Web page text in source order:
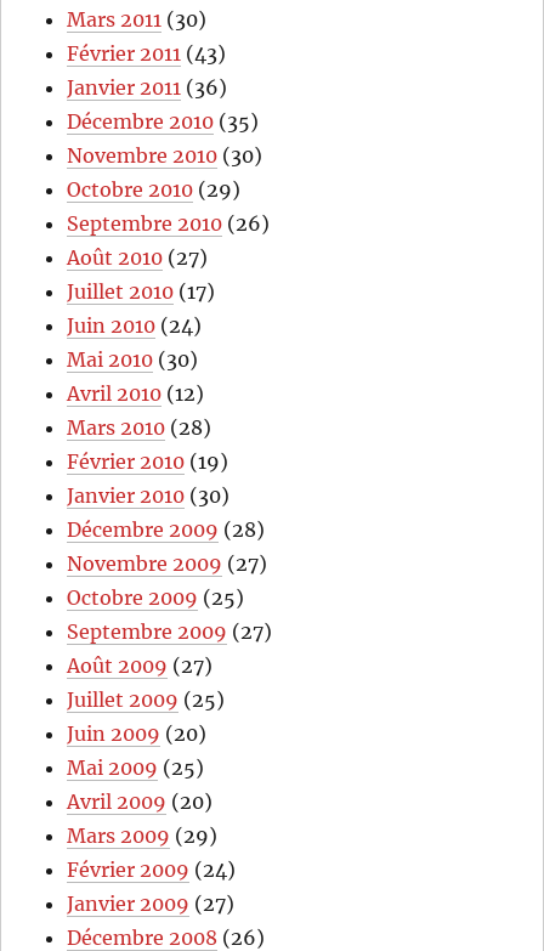
Mars 2011 (30)
Février 2011 (43)
Janvier 2011 (36)
Décembre 2010 (35)
Novembre 2010 (30)
Octobre 2010 (29)
Septembre 2010 (26)
Août 2010 (27)
Juillet 2010 (17)
Juin 2010 (24)
Mai 2010 (30)
Avril 2010 (12)
Mars 2010 (28)
Février 2010 (19)
Janvier 2010 (30)
Décembre 2009 (28)
Novembre 2009 (27)
Octobre 2009 (25)
Septembre 2009 (27)
Août 2009 (27)
Juillet 2009 (25)
Juin 2009 (20)
Mai 2009 (25)
Avril 2009 (20)
Mars 2009 (29)
Février 2009 (24)
Janvier 2009 (27)
Décembre 2008 (26)